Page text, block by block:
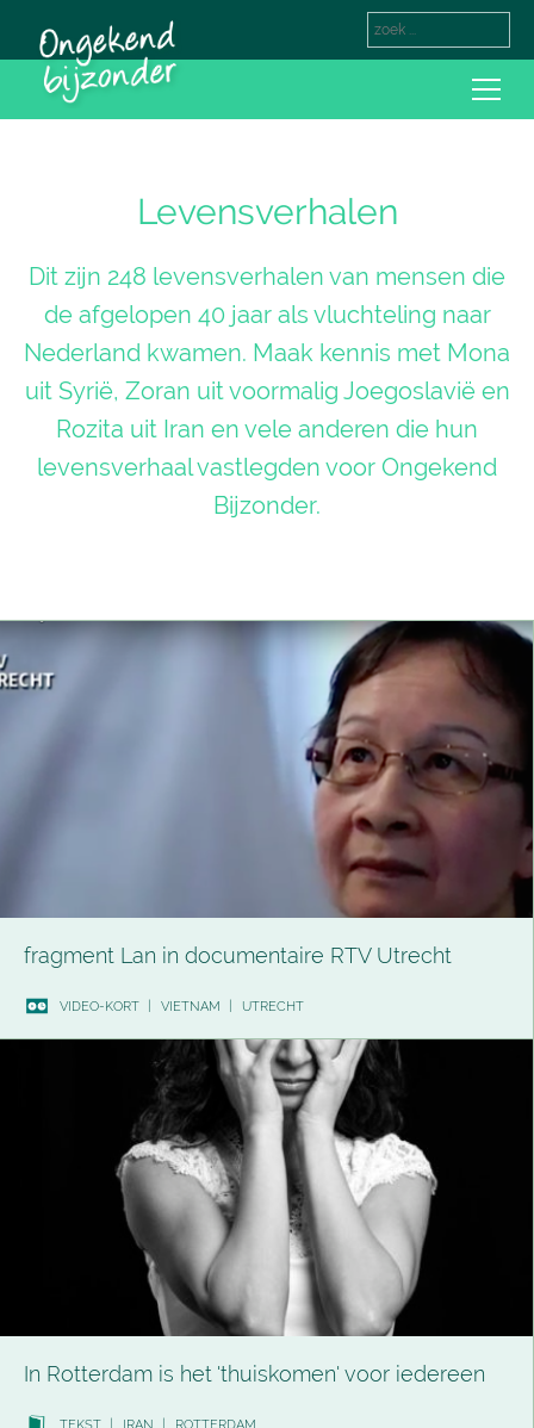
Levensverhalen
Dit zijn 248 levensverhalen van mensen die
de afgelopen 40 jaar als vluchteling naar
Nederland kwamen. Maak kennis met Mona
uit Syrië, Zoran uit voormalig Joegoslavië en
Rozita uit Iran en vele anderen die hun
levensverhaal vastlegden voor Ongekend
Bijzonder.
fragment Lan in documentaire RTV Utrecht
VIDEO-KORT VIETNAM UTRECHT
In Rotterdam is het 'thuiskomen' voor iedereen